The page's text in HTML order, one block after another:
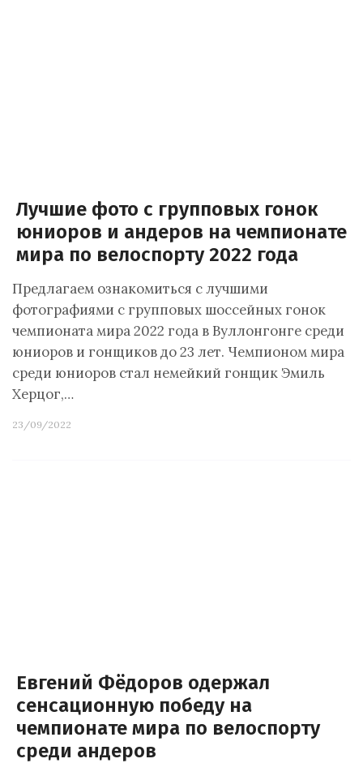
Лучшие фото с групповых гонок
юниоров и андеров на чемпионате
мира по велоспорту 2022 года
Предлагаем ознакомиться с лучшими
фотографиями с групповых шоссейных гонок
чемпионата мира 2022 года в Вуллонгонге среди
юниоров и гонщиков до 23 лет. Чемпионом мира
среди юниоров стал немейкий гонщик Эмиль
Херцог,…
23/09/2022
Евгений Фёдоров одержал
сенсационную победу на
чемпионате мира по велоспорту
среди андеров